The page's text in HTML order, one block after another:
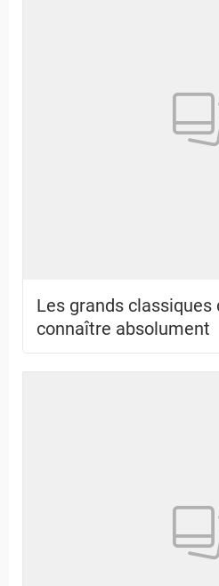
Les grands classiques
connaître absolument